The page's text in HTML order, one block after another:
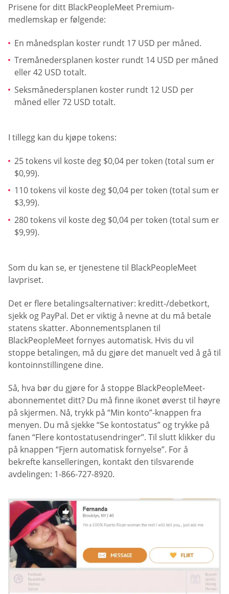
Prisene for ditt BlackPeopleMeet Premium-
medlemskap er følgende:
En månedsplan koster rundt 17 USD per måned.
Tremånedersplanen koster rundt 14 USD per måned
eller 42 USD totalt.
Seksmånedersplanen koster rundt 12 USD per
måned eller 72 USD totalt.
I tillegg kan du kjøpe tokens:
25 tokens vil koste deg $0,04 per token (total sum er
$0,99).
110 tokens vil koste deg $0,04 per token (total sum er
$3,99).
280 tokens vil koste deg $0,04 per token (total sum er
$9,99).
Som du kan se, er tjenestene til BlackPeopleMeet
lavpriset.
Det er flere betalingsalternativer: kreditt-/debetkort,
sjekk og PayPal. Det er viktig å nevne at du må betale
statens skatter. Abonnementsplanen til
BlackPeopleMeet fornyes automatisk. Hvis du vil
stoppe betalingen, må du gjøre det manuelt ved å gå til
kontoinnstillingene dine.
Så, hva bør du gjøre for å stoppe BlackPeopleMeet-
abonnementet ditt? Du må finne ikonet øverst til høyre
på skjermen. Nå, trykk på “Min konto”-knappen fra
menyen. Du må sjekke “Se kontostatus” og trykke på
fanen “Flere kontostatusendringer”. Til slutt klikker du
på knappen “Fjern automatisk fornyelse”. For å
bekrefte kanselleringen, kontakt den tilsvarende
avdelingen: 1-866-727-8920.